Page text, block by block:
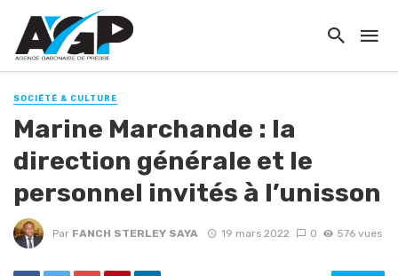
SOCIÉTÉ & CULTURE
Marine Marchande : la
direction générale et le
personnel invités à l’unisson
Par FANCH STERLEY SAYA 19 mars 2022 0 576 vues